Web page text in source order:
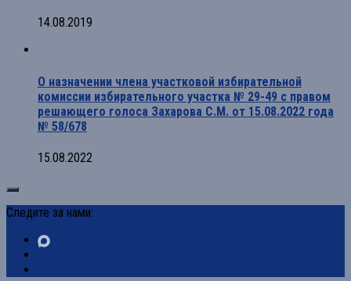
14.08.2019
О назначении члена участковой избирательной
комиссии избирательного участка № 29-49 с правом
решающего голоса Захарова С.М. от 15.08.2022 года
№ 58/678
15.08.2022
Следите за нами: